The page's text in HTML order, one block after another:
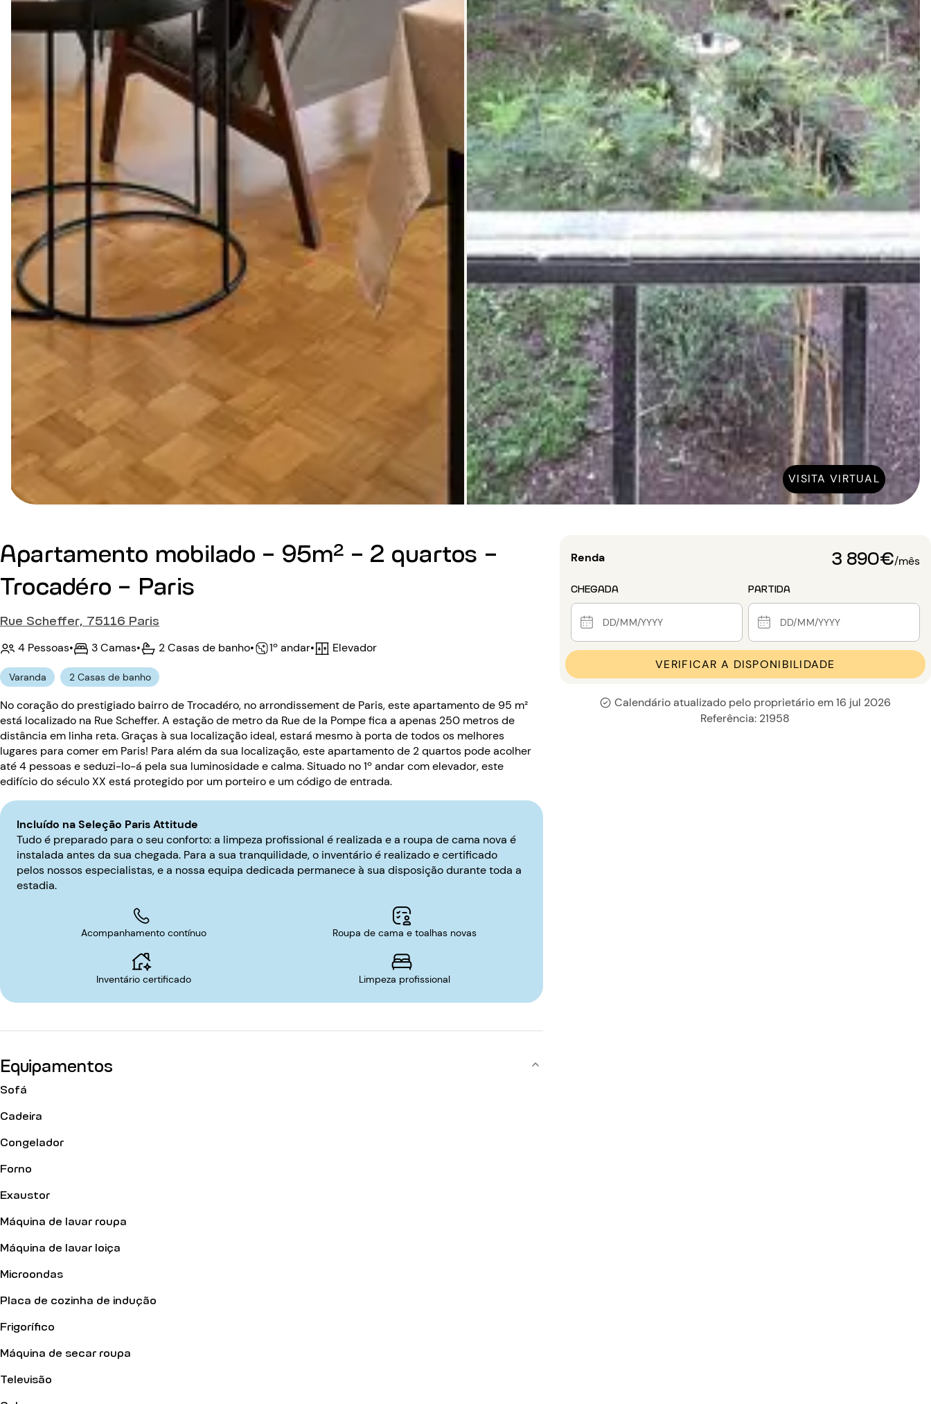
VISITA VIRTUAL
Apartamento mobilado - 95m² - 2 quartos -
Trocadéro - Paris
Rue Scheffer, 75116 Paris
4 Pessoas• 3 Camas• 2 Casas de banho• 1º andar• Elevador
Varanda 2 Casas de banho
No coração do prestigiado bairro de Trocadéro, no arrondissement de Paris, este apartamento de 95 m²
está localizado na Rue Scheffer. A estação de metro da Rue de la Pompe fica a apenas 250 metros de
distância em linha reta. Graças à sua localização ideal, estará mesmo à porta de todos os melhores
lugares para comer em Paris! Para além da sua localização, este apartamento de 2 quartos pode acolher
até 4 pessoas e seduzi-lo-á pela sua luminosidade e calma. Situado no 1º andar com elevador, este
edifício do século XX está protegido por um porteiro e um código de entrada.
Incluído na Seleção Paris Attitude
Tudo é preparado para o seu conforto: a limpeza profissional é realizada e a roupa de cama nova é
instalada antes da sua chegada. Para a sua tranquilidade, o inventário é realizado e certificado
pelos nossos especialistas, e a nossa equipa dedicada permanece à sua disposição durante toda a
estadia.
Acompanhamento contínuo Roupa de cama e toalhas novas
Inventário certificado Limpeza profissional
Equipamentos
Sofá
Cadeira
Congelador
Forno
Exaustor
Máquina de lavar roupa
Máquina de lavar loiça
Microondas
Placa de cozinha de indução
Frigorífico
Máquina de secar roupa
Televisão
Renda 3 890€/mês
CHEGADA PARTIDA
VERIFICAR A DISPONIBILIDADE
Calendário atualizado pelo proprietário em 16 jul 2026
Referência: 21958